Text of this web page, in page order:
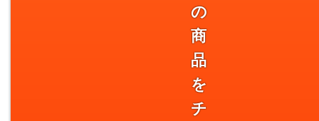
の
商
品
を
チ